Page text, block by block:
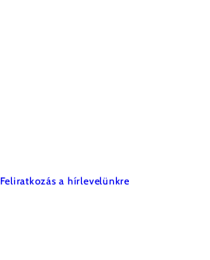
Feliratkozás a hírlevelünkre